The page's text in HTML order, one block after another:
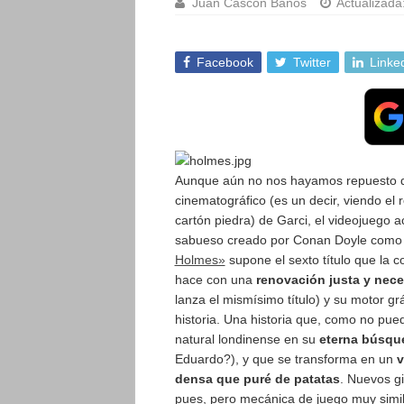
Facebook Twitter
Aunque aún no nos hayamos repuesto
cinematográfico (es un decir, viendo el
cartón piedra) de Garci, el videojuego
sabueso creado por Conan Doyle
Holmes»supone el sexto título que la
hace con una renovación justa y
lanza el mismísimo título) y su motor
historia. Una historia que, como no
natural londinense en su eterna
Eduardo?), y que se transforma en un
densa que puré de patatas . Nuevos
pues, pero mecánica de juego muy